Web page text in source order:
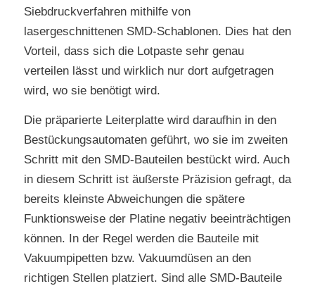
Siebdruckverfahren mithilfe von
lasergeschnittenen SMD-Schablonen. Dies hat den
Vorteil, dass sich die Lotpaste sehr genau
verteilen lässt und wirklich nur dort aufgetragen
wird, wo sie benötigt wird.
Die präparierte Leiterplatte wird daraufhin in den
Bestückungsautomaten geführt, wo sie im zweiten
Schritt mit den SMD-Bauteilen bestückt wird. Auch
in diesem Schritt ist äußerste Präzision gefragt, da
bereits kleinste Abweichungen die spätere
Funktionsweise der Platine negativ beeinträchtigen
können. In der Regel werden die Bauteile mit
Vakuumpipetten bzw. Vakuumdüsen an den
richtigen Stellen platziert. Sind alle SMD-Bauteile